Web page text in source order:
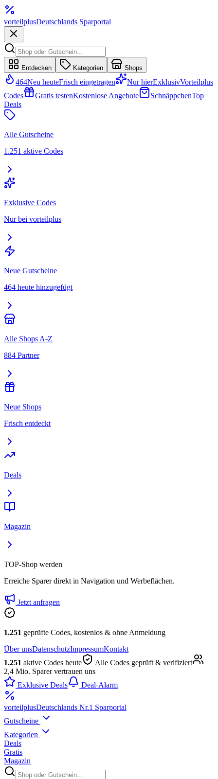
vorteilplusDeutschlands Sparportal
Entdecken Kategorien Shops
464Neu heuteFrisch eingetragen Nur hierExklusivVorteilplus
Codes
Gratis testenKostenlose Angebote SchnäppchenTop
Deals
Alle Gutscheine
1.251 aktive Codes
Exklusive Codes
Nur bei vorteilplus
Neue Gutscheine
464 heute hinzugefügt
Alle Shops A-Z
884 Partner
Neue Shops
Frisch entdeckt
Deals
Magazin
TOP-Shop werden
Erreiche Sparer direkt in Navigation und Werbeflächen.
Jetzt anfragen
1.251 geprüfte Codes, kostenlos & ohne Anmeldung
Über unsDatenschutzImpressumKontakt
1.251 aktive Codes heute
Alle Codes geprüft & verifiziert
2,4 Mio. Sparer vertrauen uns
Exklusive Deals
Deal-Alarm
vorteilplusDeutschlands Nr.1 Sparportal
Gutscheine
Kategorien
Deals
Gratis
Magazin